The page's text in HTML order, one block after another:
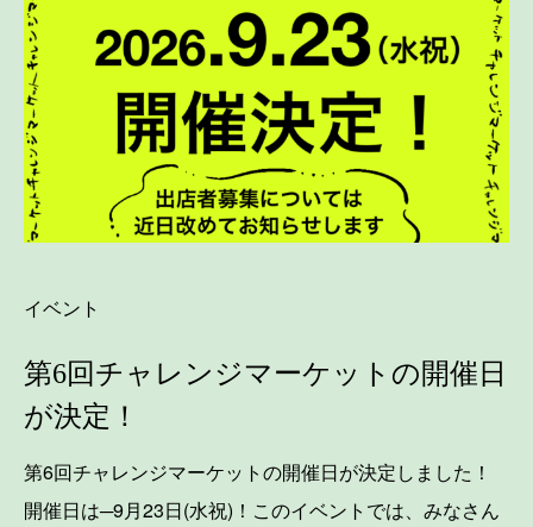
イベント
第6回チャレンジマーケットの開催日
が決定！
第6回チャレンジマーケットの開催日が決定しました！
開催日は─9月23日(水祝)！このイベントでは、みなさん